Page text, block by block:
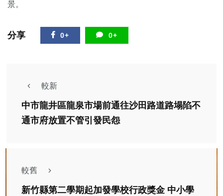
景。
分享 0+ 0+
較新
中市龍井區龍泉市場前通往沙田路道路塌陷不
通市府放置不管引發民怨
較舊
新竹縣第二學期起加發學校行政獎金 中小學